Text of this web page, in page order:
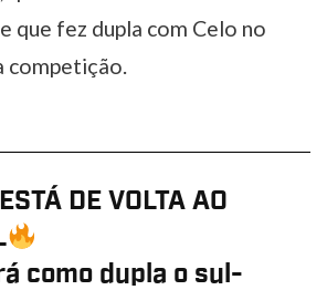
que fez dupla com Celo no
competição.
DE VOLTA AO
como dupla o sul-